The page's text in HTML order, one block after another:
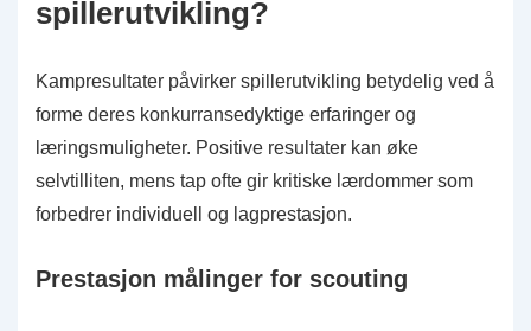
spillerutvikling?
Kampresultater påvirker spillerutvikling betydelig ved å
forme deres konkurransedyktige erfaringer og
læringsmuligheter. Positive resultater kan øke
selvtilliten, mens tap ofte gir kritiske lærdommer som
forbedrer individuell og lagprestasjon.
Prestasjon målinger for scouting